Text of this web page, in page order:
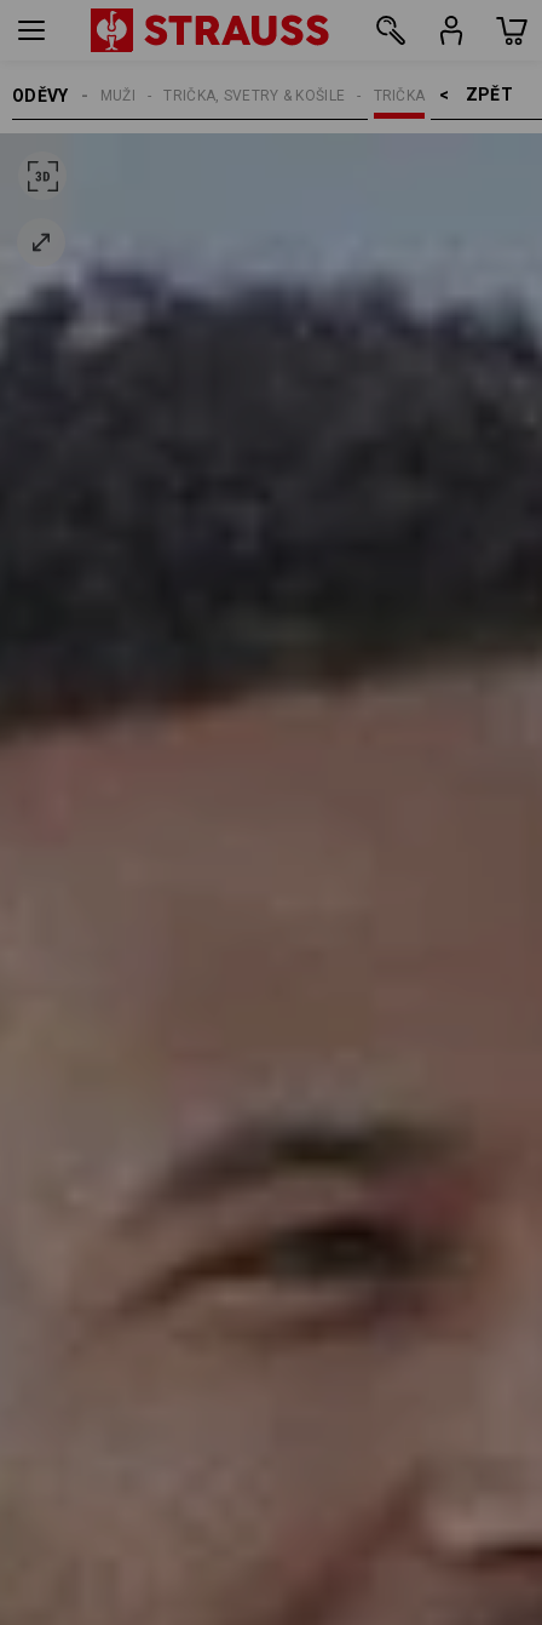
ODĚVY ZPĚT    >
TRIČKA
TRIČKA, SVETRY & KOŠILE
MUŽI